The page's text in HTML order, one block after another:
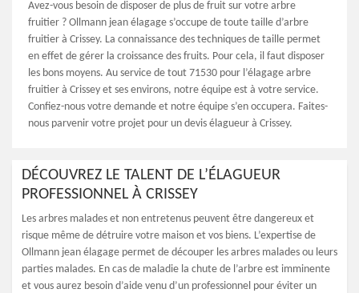
Avez-vous besoin de disposer de plus de fruit sur votre arbre
fruitier ? Ollmann jean élagage s’occupe de toute taille d’arbre
fruitier à Crissey. La connaissance des techniques de taille permet
en effet de gérer la croissance des fruits. Pour cela, il faut disposer
les bons moyens. Au service de tout 71530 pour l’élagage arbre
fruitier à Crissey et ses environs, notre équipe est à votre service.
Confiez-nous votre demande et notre équipe s’en occupera. Faites-
nous parvenir votre projet pour un devis élagueur à Crissey.
DÉCOUVREZ LE TALENT DE L’ÉLAGUEUR
PROFESSIONNEL À CRISSEY
Les arbres malades et non entretenus peuvent être dangereux et
risque même de détruire votre maison et vos biens. L’expertise de
Ollmann jean élagage permet de découper les arbres malades ou leurs
parties malades. En cas de maladie la chute de l’arbre est imminente
et vous aurez besoin d’aide venu d’un professionnel pour éviter un